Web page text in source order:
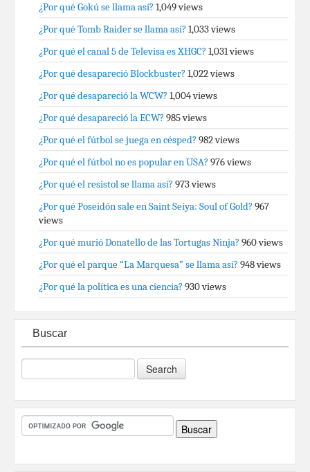
¿Por qué Gokú se llama así? 1,049 views
¿Por qué Tomb Raider se llama así? 1,033 views
¿Por qué el canal 5 de Televisa es XHGC? 1,031 views
¿Por qué desapareció Blockbuster? 1,022 views
¿Por qué desapareció la WCW? 1,004 views
¿Por qué desapareció la ECW? 985 views
¿Por qué el fútbol se juega en césped? 982 views
¿Por qué el fútbol no es popular en USA? 976 views
¿Por qué el resistol se llama así? 973 views
¿Por qué Poseidón sale en Saint Seiya: Soul of Gold? 967
views
¿Por qué murió Donatello de las Tortugas Ninja? 960 views
¿Por qué el parque “La Marquesa” se llama así? 948 views
¿Por qué la política es una ciencia? 930 views
Buscar